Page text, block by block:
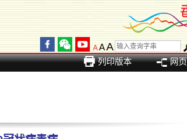
AAA
列印版本 网